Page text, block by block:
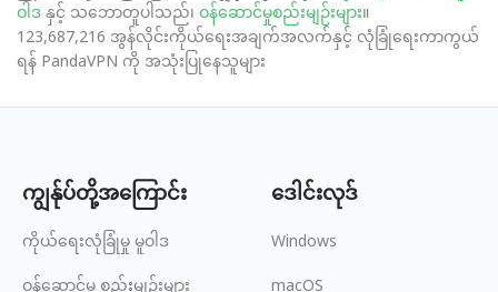
ဝါဒ နှင့် သဘောတူပါသည်၊ ဝန်ဆောင်မှုစည်းမျဉ်းများ။
123,687,216 အွန်လိုင်းကိုယ်ရေးအချက်အလက်နှင့် လုံခြုံရေးကာကွယ်
ရန် PandaVPN ကို အသုံးပြုနေသူများ
ကျွန်ုပ်တို့အကြောင်း
ကိုယ်ရေးလုံခြုံမှု မူဝါဒ
ဝန်ဆောင်မှု စည်းမျဉ်းများ
ဒေါင်းလုဒ်
Windows
macOS